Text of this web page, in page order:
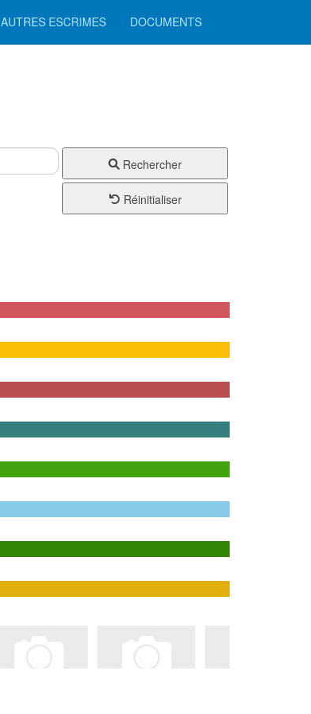
AUTRES ESCRIMES DOCUMENTS
Rechercher
Réinitialiser